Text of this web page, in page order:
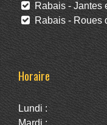
Rabais - Jantes
Rabais - Roues
Horaire
Lundi :
Mardi :